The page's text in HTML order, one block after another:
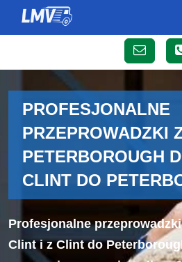
PROFESJONALNE
PRZEPROWADZKI
PETERBOROUGH
CLINT DO
Profesjonalne
Clint i z Clint do